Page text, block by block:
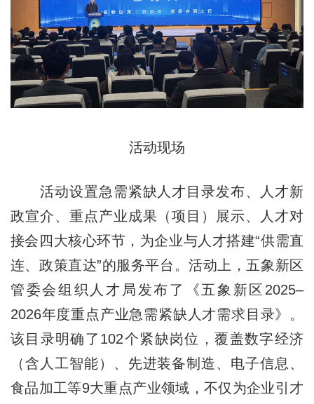
活动现场
活动设置急需紧缺人才目录发布、人才新
政宣介、重点产业成果（项目）展示、人才对
接会四大核心环节，为企业与人才搭建“供需直
连、政策直达”的服务平台。活动上，五象新区
管委会组织人才局发布了《五象新区2025–
2026年度重点产业急需紧缺人才需求目录》。
该目录明确了102个紧缺岗位，覆盖数字经济
（含人工智能）、先进装备制造、电子信息、
食品加工等9大重点产业领域， 不仅为企业引才